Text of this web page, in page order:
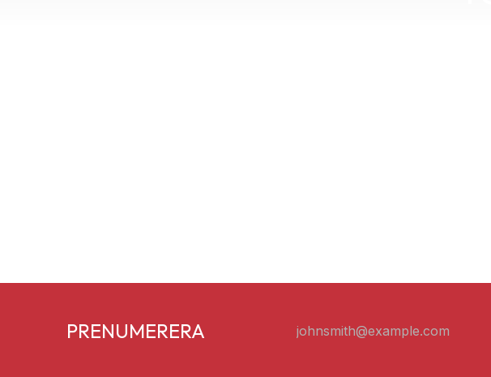
PRENUMERERA